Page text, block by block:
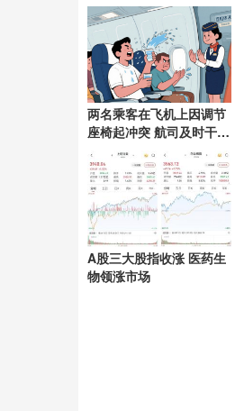
两名乘客在飞机上因调节
座椅起冲突 航司及时干预
换座处理
A股三大股指收涨 医药生
物领涨市场